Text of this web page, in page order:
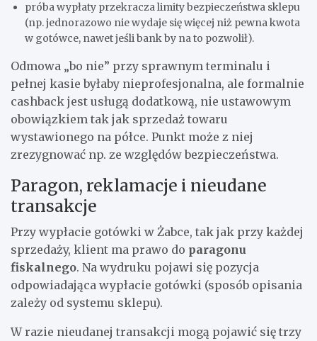
próba wypłaty przekracza limity bezpieczeństwa sklepu
(np. jednorazowo nie wydaje się więcej niż pewna kwota
w gotówce, nawet jeśli bank by na to pozwolił).
Odmowa „bo nie” przy sprawnym terminalu i
pełnej kasie byłaby nieprofesjonalna, ale formalnie
cashback jest usługą dodatkową, nie ustawowym
obowiązkiem tak jak sprzedaż towaru
wystawionego na półce. Punkt może z niej
zrezygnować np. ze względów bezpieczeństwa.
Paragon, reklamacje i nieudane
transakcje
Przy wypłacie gotówki w Żabce, tak jak przy każdej
sprzedaży, klient ma prawo do paragonu
fiskalnego. Na wydruku pojawi się pozycja
odpowiadająca wypłacie gotówki (sposób opisania
zależy od systemu sklepu).
W razie nieudanej transakcji mogą pojawić się trzy